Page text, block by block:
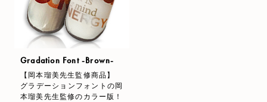
Gradation Font -Brown-
【岡本瑠美先生監修商品】
グラデーションフォントの岡
本瑠美先生監修のカラー版！